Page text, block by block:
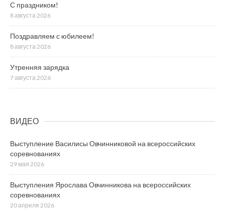
С праздником!
8 августа 2026
Поздравляем с юбилеем!
8 августа 2026
Утренняя зарядка
7 августа 2026
ВИДЕО
Выступление Василисы Овчинниковой на всероссийских
соревнованиях
29 мая 2026
Выступления Ярослава Овчинникова на всероссийских
соревнованиях
20 апреля 2026